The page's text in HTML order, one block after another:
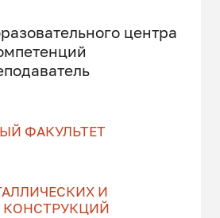
центра
ФАКУЛЬТЕТ
И
КОНСТРУКЦИЙ